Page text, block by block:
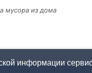
мусора из дома
информации